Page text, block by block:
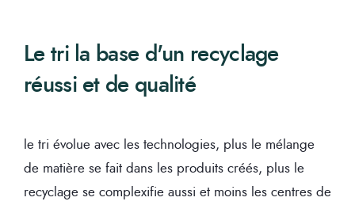
Le tri la base d'un recyclage
réussi et de qualité
le tri évolue avec les technologies, plus le mélange
de matière se fait dans les produits créés, plus le
recyclage se complexifie aussi et moins les centres de